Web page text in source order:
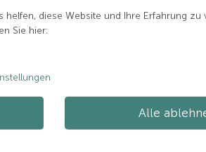
diese Website und Ihre Erfahrung zu
Sie hier:
Alle